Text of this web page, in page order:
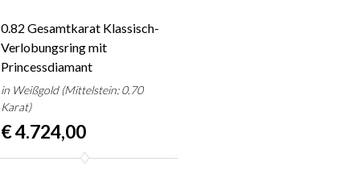
0.82 Gesamtkarat Klassisch-
Verlobungsring mit
Princessdiamant
in Weißgold (Mittelstein: 0.70
Karat)
€ 4.724,00